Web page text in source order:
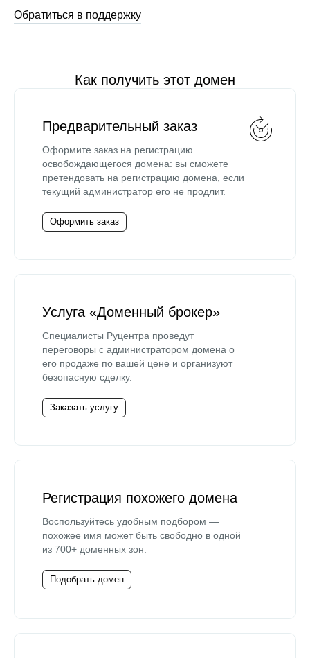
Обратиться в поддержку
Как получить этот домен
Предварительный заказ
Оформите заказ на регистрацию
освобождающегося домена: вы сможете
претендовать на регистрацию домена, если
текущий администратор его не продлит.
Оформить заказ
Услуга «Доменный брокер»
Специалисты Руцентра проведут
переговоры с администратором домена о
его продаже по вашей цене и организуют
безопасную сделку.
Заказать услугу
Регистрация похожего домена
Воспользуйтесь удобным подбором —
похожее имя может быть свободно в одной
из 700+ доменных зон.
Подобрать домен